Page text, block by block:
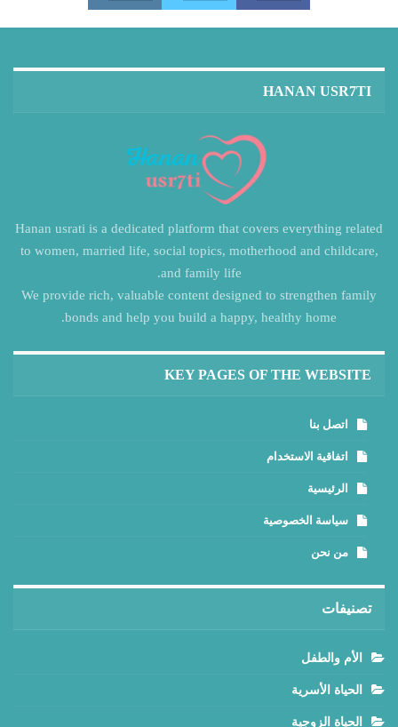
HANAN USR7TI
Hanan usrati is a dedicated platform that covers everything related
to women, married life, social topics, motherhood and childcare,
and family life.
We provide rich, valuable content designed to strengthen family
bonds and help you build a happy, healthy home.
KEY PAGES OF THE WEBSITE
اتصل بنا
اتفاقية الاستخدام
الرئيسية
سياسة الخصوصية
من نحن
تصنيفات
الأم والطفل
الحياة الأسرية
الحياة الزوجية